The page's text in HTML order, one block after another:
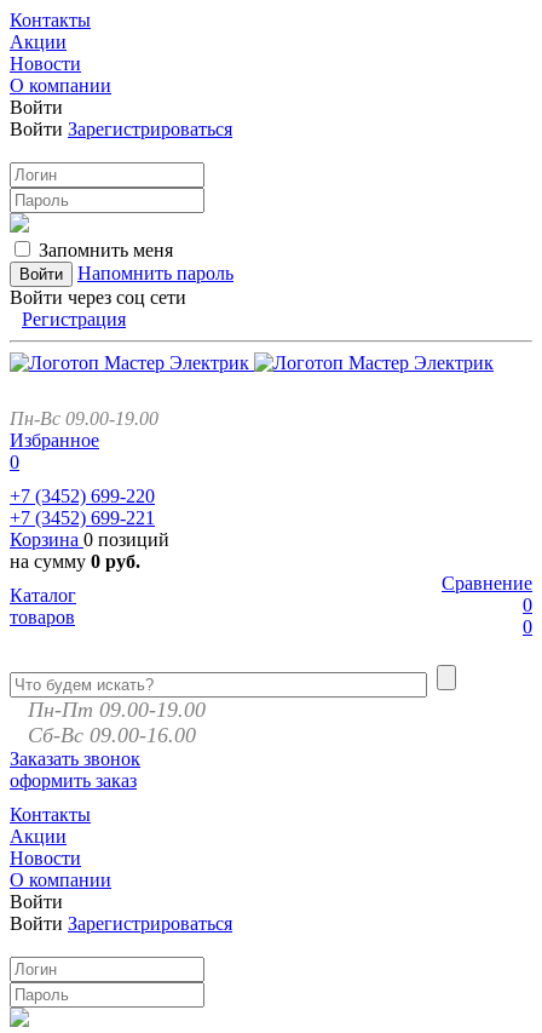
Контакты
Акции
Новости
О компании
Войти
Войти Зарегистрироваться
Запомнить меня
Напомнить пароль
Войти через соц сети
Регистрация
Пн-Вс 09.00-19.00
Избранное
0
+7 (3452) 699-220
+7 (3452) 699-221
Корзина 0 позиций
на сумму 0 руб.
Сравнение
0
0
Каталог
товаров
Пн-Пт 09.00-19.00
Сб-Вс 09.00-16.00
Заказать звонок
оформить заказ
Контакты
Акции
Новости
О компании
Войти
Войти Зарегистрироваться